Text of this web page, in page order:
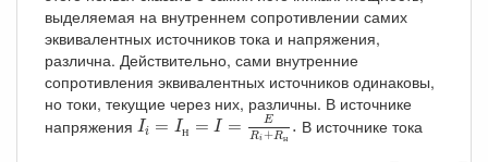
выделяемая на внутреннем сопротивлении самих
эквивалентных источников тока и напряжения,
различна. Действительно, сами внутренние
сопротивления эквивалентных источников одинаковы,
но токи, текущие через них, различны. В источнике
напряжения Ii = Iн = I =
E
Ri+Rн
.
Ii=Iн=I=E Ri+Rн. В источнике тока